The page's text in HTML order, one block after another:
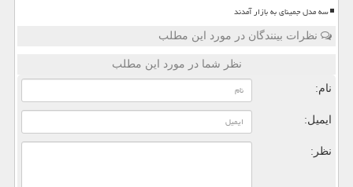
سه مدل جمینای به بازار آمدند
نظرات بینندگان در مورد این مطلب
نظر شما در مورد این مطلب
نام:
ایمیل:
نظر: